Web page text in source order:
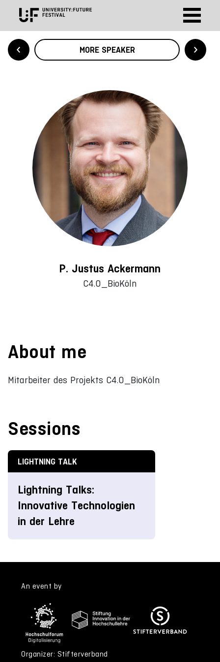
MORE SPEAKER
P. Justus Ackermann
C4.0_BioKöln
About me
Mitarbeiter des Projekts C4.0_BioKöln
Sessions
LIGHTNING TALK
Lightning Talks:
Innovative Technologien
in der Lehre
An event by
Organizer: Stifterverband